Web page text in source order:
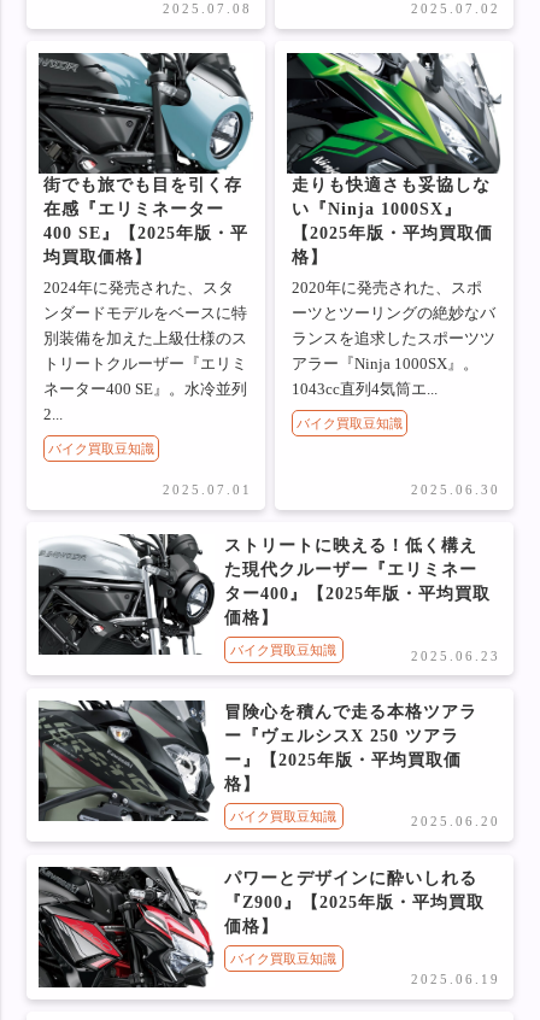
2025.07.08 2025.07.02
街でも旅でも目を引く存
在感『エリミネーター
400 SE』【2025年版・平
均買取価格】
2024年に発売された、スタ
ンダードモデルをベースに特
別装備を加えた上級仕様のス
トリートクルーザー『エリミ
ネーター400 SE』。水冷並列
2...
バイク買取豆知識
2025.07.01
走りも快適さも妥協しな
い『Ninja 1000SX』
【2025年版・平均買取価
格】
2020年に発売された、スポ
ーツとツーリングの絶妙なバ
ランスを追求したスポーツツ
アラー『Ninja 1000SX』。
1043cc直列4気筒エ...
バイク買取豆知識
2025.06.30
ストリートに映える！低く構え
た現代クルーザー『エリミネー
ター400』【2025年版・平均買取
価格】
バイク買取豆知識 2025.06.23
冒険心を積んで走る本格ツアラ
ー『ヴェルシスX 250 ツアラ
ー』【2025年版・平均買取価
格】
バイク買取豆知識 2025.06.20
パワーとデザインに酔いしれる
『Z900』【2025年版・平均買取
価格】
バイク買取豆知識
2025.06.19